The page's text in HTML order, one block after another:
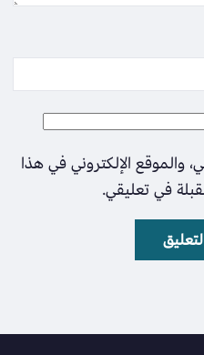
والموقع الإلكتروني في هذا
في تعليقي.